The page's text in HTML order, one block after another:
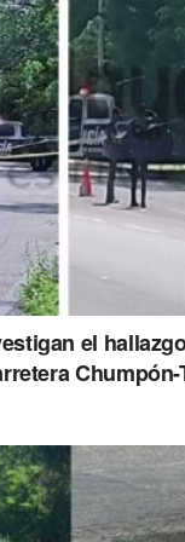
de
del
del incendio que
que tiempo
puesto a
el